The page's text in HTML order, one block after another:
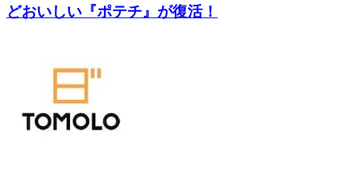
どおいしい『ポテチ』が復活！